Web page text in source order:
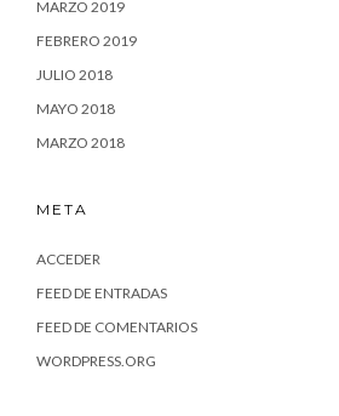
MARZO 2019
FEBRERO 2019
JULIO 2018
MAYO 2018
MARZO 2018
META
ACCEDER
FEED DE ENTRADAS
FEED DE COMENTARIOS
WORDPRESS.ORG